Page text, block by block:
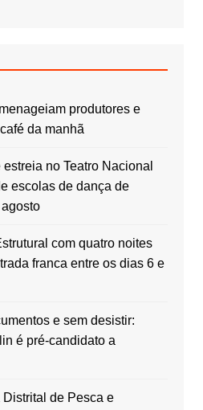
produtores e
da manhã
no Teatro Nacional
escolas de dança de
com quatro noites
franca entre os dias 6 e
e sem desistir:
é pré-candidato a
de Pesca e